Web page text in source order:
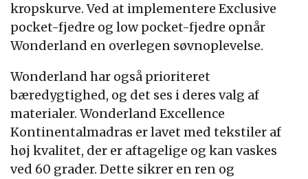
kropskurve. Ved at implementere Exclusive
pocket-fjedre og low pocket-fjedre opnår
Wonderland en overlegen søvnoplevelse.
Wonderland har også prioriteret
bæredygtighed, og det ses i deres valg af
materialer. Wonderland Excellence
Kontinentalmadras er lavet med tekstiler af
høj kvalitet, der er aftagelige og kan vaskes
ved 60 grader. Dette sikrer en ren og